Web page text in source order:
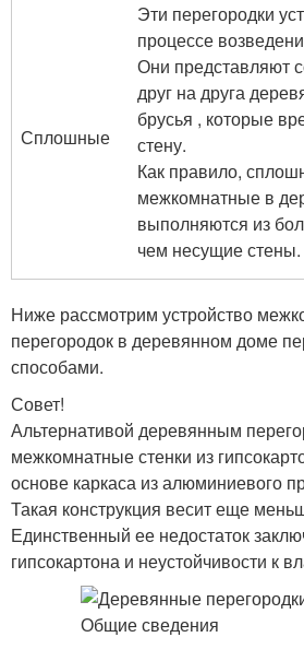
Сплошные
Эти перегородки
процессе
Они представляют
друг на друга
брусья , которые
стену.
Как правило,
межкомнатные в
выполняются из
чем несущие стены.
Ниже рассмотрим устройство
перегородок в деревянном доме
способами.
Совет!
Альтернативой деревянным
межкомнатные стенки из
основе каркаса из алюминиевого
Такая конструкция весит еще
Единственный ее недостаток
гипсокартона и неустойчивости к